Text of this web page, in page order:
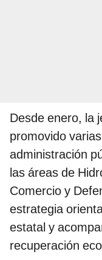
Desde enero, la
promovido
administración
las áreas de
Comercio y
estrategia
estatal y
recuperación